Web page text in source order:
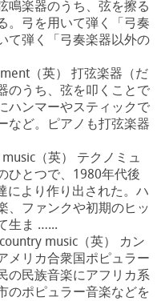
鳴楽器のうち、弦を擦る
。弓を用いて弾く「弓奏
て弾く「弓奏楽器以外の
（英） 打弦楽器（だ
のうち、弦を叩くことで
ハンマーやスティックで
など。ピアノも打弦楽器
（英） テクノミュ
ひとつで、1980年代後
により作り出された。ハ
、ファンクや初期のヒッ
生ま …...
country music（英） カン
メリカ合衆国ポピュラー
の民族音楽にアフリカ系
のポピュラー音楽などを